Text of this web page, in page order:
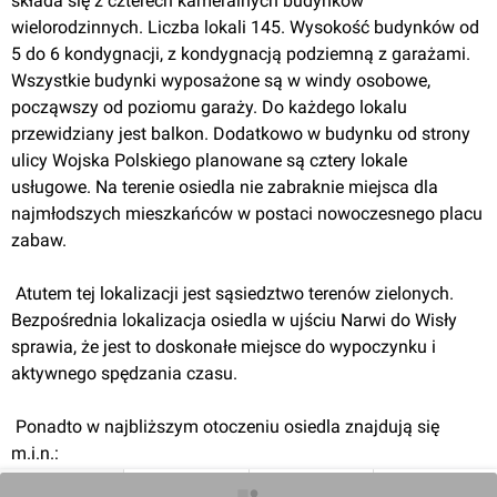
przystanek autobusowy,
szkoła podstawowa, przedszkole,
sklepy spożywcze, apteka oraz inne usługi.
Planowane oddanie do użytku pierwszych mieszkań: II
kwartał 2012. Zakończenie inwestycji II kwartał 2014.
wielorodzinnych. Liczba lokali 145. Wysokość budynków od
5 do 6 kondygnacji, z kondygnacją podziemną z garażami.
Wszystkie budynki wyposażone są w windy osobowe,
począwszy od poziomu garaży. Do każdego lokalu
przewidziany jest balkon. Dodatkowo w budynku od strony
ulicy Wojska Polskiego planowane są cztery lokale
usługowe. Na terenie osiedla nie zabraknie miejsca dla
najmłodszych mieszkańców w postaci nowoczesnego placu
zabaw.
Bezpośrednia lokalizacja osiedla w ujściu Narwi do Wisły
sprawia, że jest to doskonałe miejsce do wypoczynku i
aktywnego spędzania czasu.
m.i.n.:
szpital publiczny,